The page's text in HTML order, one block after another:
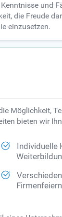
und
die Freude
einzusetzen.
Möglichkeit,
bieten wir
Individuelle
Firmenfeiern